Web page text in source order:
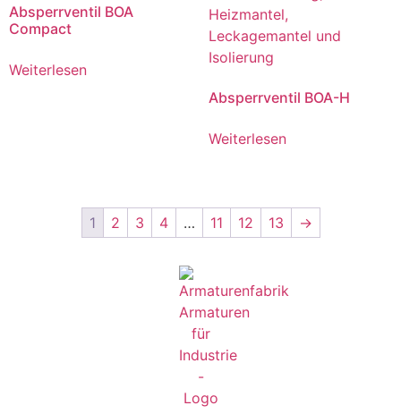
Absperrventil BOA
Compact
Weiterlesen
Absperrventil BOA-H
Weiterlesen
1 2 3 4 … 11 12 13 →